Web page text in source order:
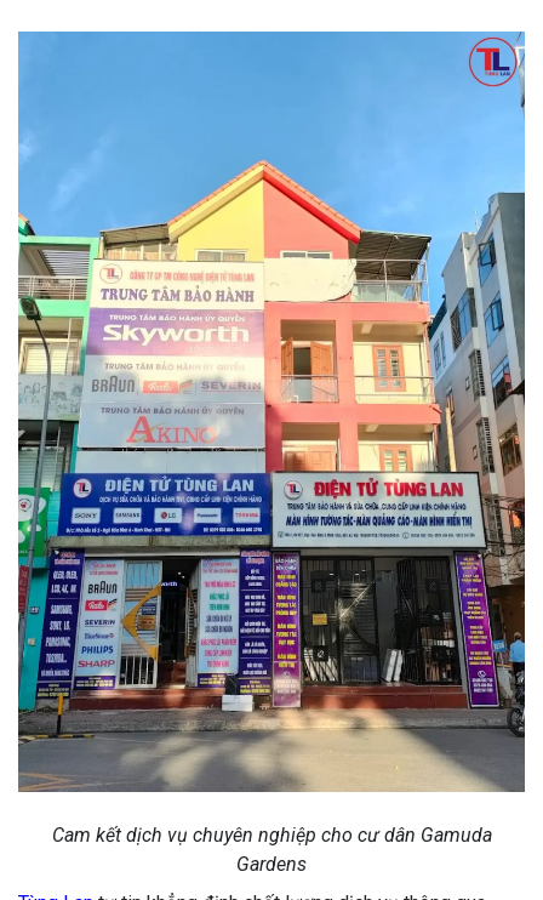
Cam kết dịch vụ chuyên nghiệp cho cư dân Gamuda
Gardens